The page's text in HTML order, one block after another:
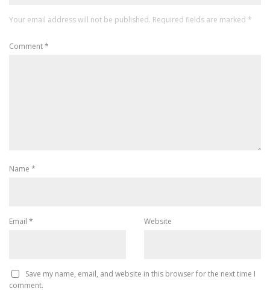
Your email address will not be published. Required fields are marked *
Comment*
Name *
Email * Website
Save my name, email, and website in this browser for the next time I
comment.